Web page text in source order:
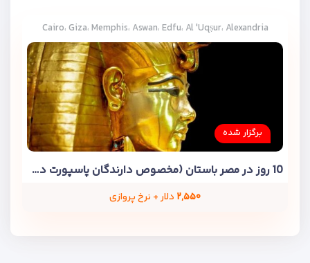
Cairo، Giza، Memphis، Aswan، Edfu، Al 'Uqṣur، Alexandria
برگزار شده
10 روز در مصر باستان (مخصوص دارندگان پاسپورت دوم)
۲,۵۵۰ دلار + نرخ پروازی